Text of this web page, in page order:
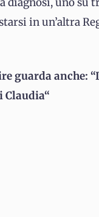
in un’altra
guarda anche: